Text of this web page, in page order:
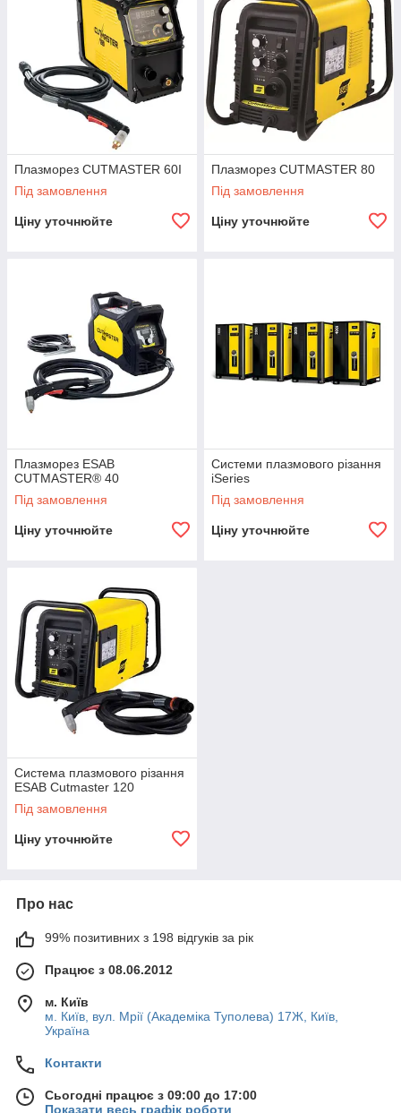
Плазморез CUTMASTER 60I
Під замовлення
Ціну уточнюйте
Плазморез CUTMASTER 80
Під замовлення
Ціну уточнюйте
Плазморез ESAB
CUTMASTER® 40
Під замовлення
Ціну уточнюйте
Системи плазмового різання
iSeries
Під замовлення
Ціну уточнюйте
Система плазмового різання
ESAB Cutmaster 120
Під замовлення
Ціну уточнюйте
Про нас
99% позитивних з 198 відгуків за рік
Працює з 08.06.2012
м. Київ
м. Київ, вул. Мрії (Академіка Туполева) 17Ж, Київ,
Україна
Контакти
Сьогодні працює з 09:00 до 17:00
Показати весь графік роботи